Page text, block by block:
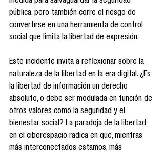
pública, pero también corre el riesgo de
convertirse en una herramienta de control
social que limita la libertad de expresión.
Este incidente invita a reflexionar sobre la
naturaleza de la libertad en la era digital. ¿Es
la libertad de información un derecho
absoluto, o debe ser modulada en función de
otros valores como la seguridad y el
bienestar social? La paradoja de la libertad
en el ciberespacio radica en que, mientras
más interconectados estamos, más